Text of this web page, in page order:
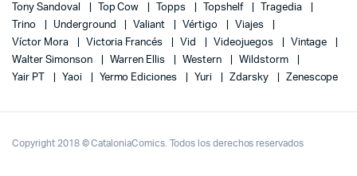
Tony Sandoval
Top Cow Topps Topshelf
Tragedia
Trino
Underground Valiant Vértigo
Viajes
Víctor Mora
Victoria Francés Vid Videojuegos
Vintage
Walter Simonson
Warren Ellis Western
Wildstorm
Yair PT
Yaoi Yermo Ediciones Yuri Zdarsky Zenescope
Copyright 2018 © CataloniaComics. Todos los derechos reservados